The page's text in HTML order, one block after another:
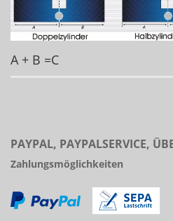
A + B =C
PAYPAL, PAYPALSERVICE,
Zahlungsmöglichkeiten